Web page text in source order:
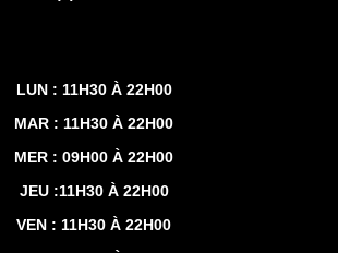
LUN : 11H30 À 22H00
MAR : 11H30 À 22H00
MER : 09H00 À 22H00
JEU :11H30 À 22H00
VEN : 11H30 À 22H00